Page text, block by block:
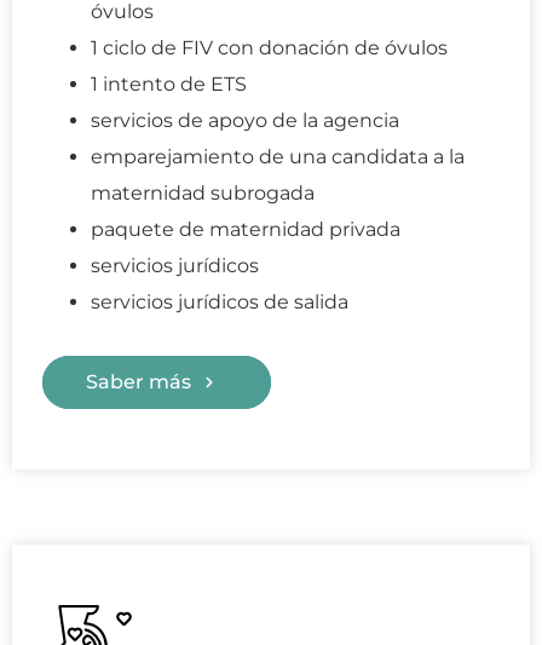
óvulos
1 ciclo de FIV con donación de óvulos
1 intento de ETS
servicios de apoyo de la agencia
emparejamiento de una candidata a la
maternidad subrogada
paquete de maternidad privada
servicios jurídicos
servicios jurídicos de salida
Saber más